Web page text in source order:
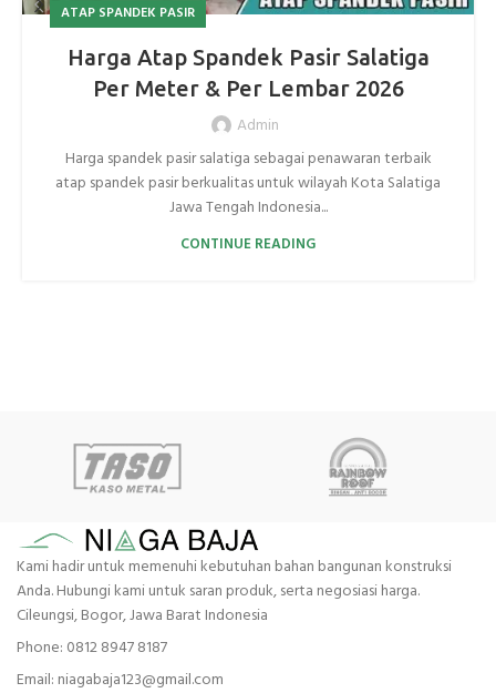
ATAP SPANDEK PASIR
Harga Atap Spandek Pasir Salatiga
Per Meter & Per Lembar 2026
Admin
Harga spandek pasir salatiga sebagai penawaran terbaik
atap spandek pasir berkualitas untuk wilayah Kota Salatiga
Jawa Tengah Indonesia...
CONTINUE READING
Kami hadir untuk memenuhi kebutuhan bahan bangunan konstruksi
Anda. Hubungi kami untuk saran produk, serta negosiasi harga.
Cileungsi, Bogor, Jawa Barat Indonesia
Phone: 0812 8947 8187
Email: niagabaja123@gmail.com